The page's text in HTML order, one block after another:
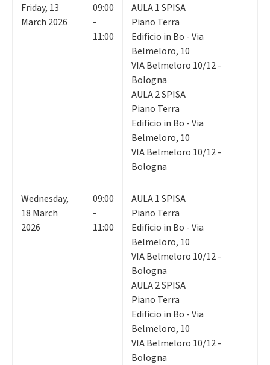
Friday, 13
March 2026
09:00
-
11:00
AULA 1 SPISA
Piano Terra
Edificio in Bo - Via
Belmeloro, 10
VIA Belmeloro 10/12 -
Bologna
AULA 2 SPISA
Piano Terra
Edificio in Bo - Via
Belmeloro, 10
VIA Belmeloro 10/12 -
Bologna
Wednesday,
18 March
2026
09:00
-
11:00
AULA 1 SPISA
Piano Terra
Edificio in Bo - Via
Belmeloro, 10
VIA Belmeloro 10/12 -
Bologna
AULA 2 SPISA
Piano Terra
Edificio in Bo - Via
Belmeloro, 10
VIA Belmeloro 10/12 -
Bologna